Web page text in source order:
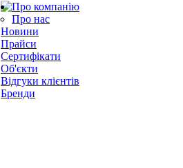
Про компанію
Про нас
Новини
Прайси
Сертифікати
Об'єкти
Відгуки клієнтів
Бренди